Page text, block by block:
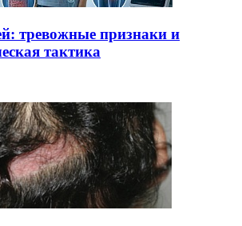
тревожные признаки и
тактика